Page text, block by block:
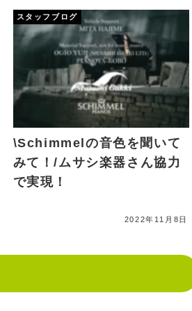
スタッフブログ
\Schimmelの音色を聞いて
みて！/ムサシ楽器さん協力
で実現！
2022年11月8日